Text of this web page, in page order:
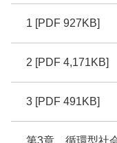
1 [PDF 927KB]
2 [PDF 4,171KB]
3 [PDF 491KB]
第3章 循環型社